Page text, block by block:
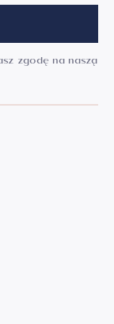
zgodę na naszą